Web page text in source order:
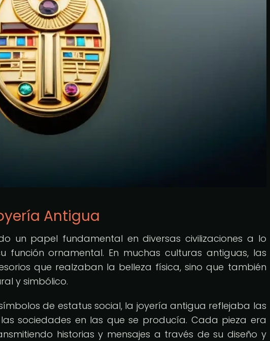
Antigua
un papel fundamental en diversas civilizaciones a lo
ornamental. En muchas culturas antiguas, las
que realzaban la belleza física, sino que también
y simbólico.
de estatus social, la joyería antigua reflejaba las
sociedades en las que se producía. Cada pieza era
historias y mensajes a través de su diseño y